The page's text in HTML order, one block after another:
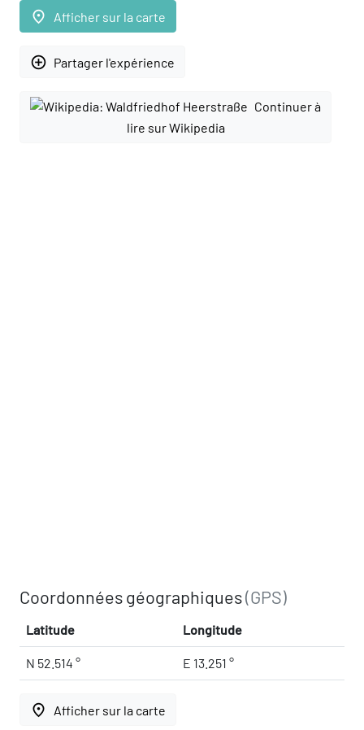
place Afficher sur la carte
add_circle_outline Partager l'expérience
Continuer à
lire sur Wikipedia
Coordonnées géographiques(GPS)
Latitude Longitude
N 52.514 ° E 13.251 °
place Afficher sur la carte